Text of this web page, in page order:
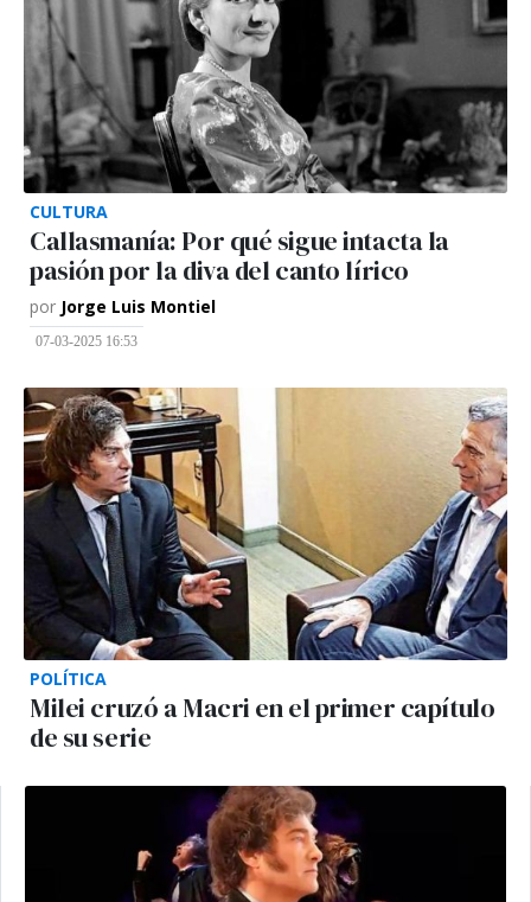
CULTURA
Callasmanía: Por qué sigue intacta la
pasión por la diva del canto lírico
por Jorge Luis Montiel
07-03-2025 16:53
POLÍTICA
Milei cruzó a Macri en el primer capítulo
de su serie